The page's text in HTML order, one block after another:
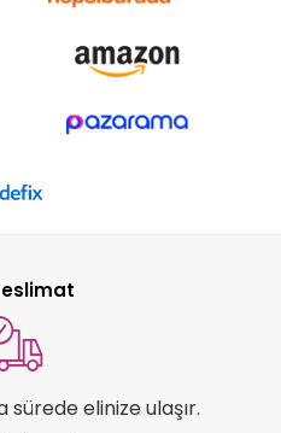
sürede elinize ulaşır.